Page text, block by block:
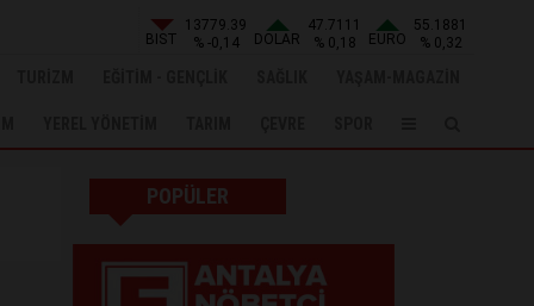
BIST
13779.39
% -0,14
DOLAR
47.7111
% 0,18
EURO
55.1881
% 0,32
POPÜLER